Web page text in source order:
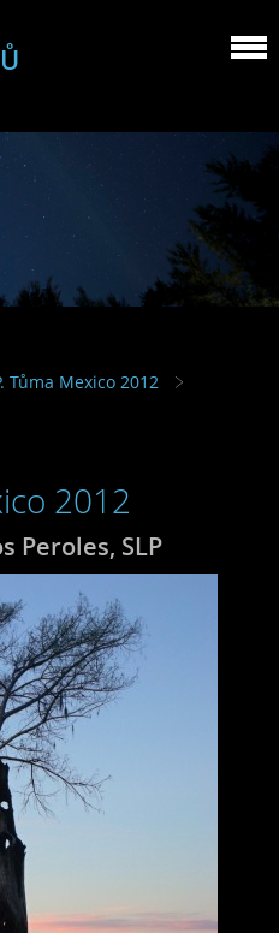
Tůma Mexico 2012
2012
Peroles, SLP